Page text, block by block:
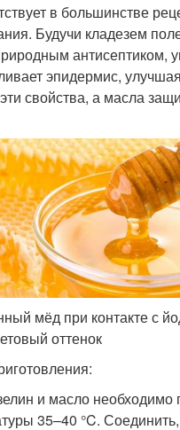
в большинстве
Будучи кладезем
антисептиком,
эпидермис,
свойства, а масла
мёд при контакте с
оттенок
и масло необходимо
35–40 °C.